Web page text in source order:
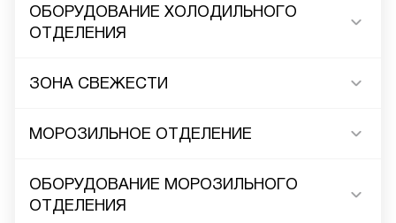
ОБОРУДОВАНИЕ ХОЛОДИЛЬНОГО
ОТДЕЛЕНИЯ
ЗОНА СВЕЖЕСТИ
МОРОЗИЛЬНОЕ ОТДЕЛЕНИЕ
ОБОРУДОВАНИЕ МОРОЗИЛЬНОГО
ОТДЕЛЕНИЯ